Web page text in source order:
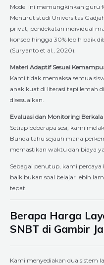
Model ini memungkinkan guru
Menurut studi Universitas
privat, pendekatan individual
konsep hingga 30% lebih baik
(Suryanto et al., 2020).
Materi Adaptif Sesuai
Kami tidak memaksa semua
anak kuat di literasi tapi lemah
disesuaikan.
Evaluasi dan Monitoring Berkala
Setiap beberapa sesi, kami
Bunda tahu sejauh mana
memastikan waktu dan biaya
Sebagai penutup, kami percaya
baik bukan soal belajar lebih
tepat.
Berapa Harga
SNBT di Gambir
Kami menyediakan dua sistem